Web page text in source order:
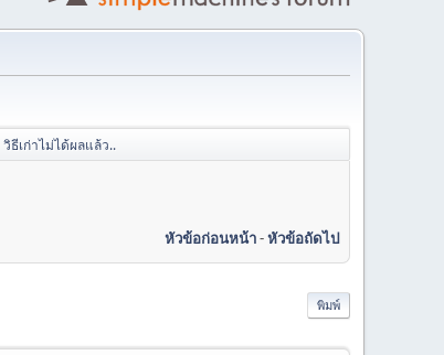
ธีเก่าไม่ได้ผลแล้ว..
หัวข้อก่อนหน้า-หัวข้อถัดไป
พิมพ์